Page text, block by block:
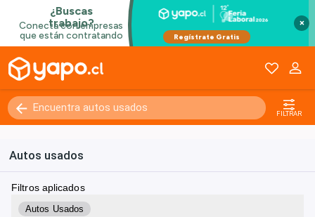
×
FILTRAR
Autos usados
Filtros aplicados
Autos Usados